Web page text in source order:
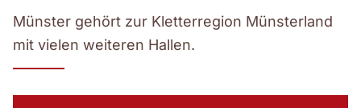
Münster gehört zur Kletterregion Münsterland
mit vielen weiteren Hallen.